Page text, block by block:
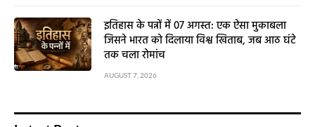
इतिहास के पन्नों में 07 अगस्त: एक ऐसा मुकाबला
जिसने भारत को दिलाया विश्व खिताब, जब आठ घंटे
तक चला रोमांच
AUGUST 7, 2026